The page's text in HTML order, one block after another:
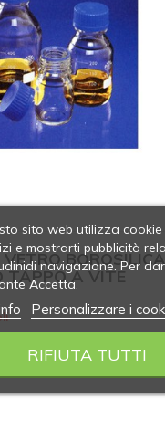
TAPPO A VITE
sito web utilizza
e mostrarti pubblicità
navigazione. Per
Accetta.
Personalizzare i
RIFIUTA TUTTI